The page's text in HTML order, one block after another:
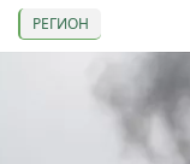
РЕГИОН